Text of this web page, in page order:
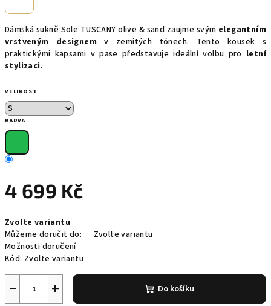
Dámská sukně Sole TUSCANY olive & sand zaujme svým elegantním
vrstveným designem v zemitých tónech. Tento kousek s
praktickými kapsami v pase představuje ideální volbu pro letní
stylizaci.
VELIKOST
BARVA
4 699 Kč
cena:
Zvolte variantu
Můžeme doručit do:
Zvolte variantu
Možnosti doručení
Kód: Zvolte variantu
+
− Do košíku